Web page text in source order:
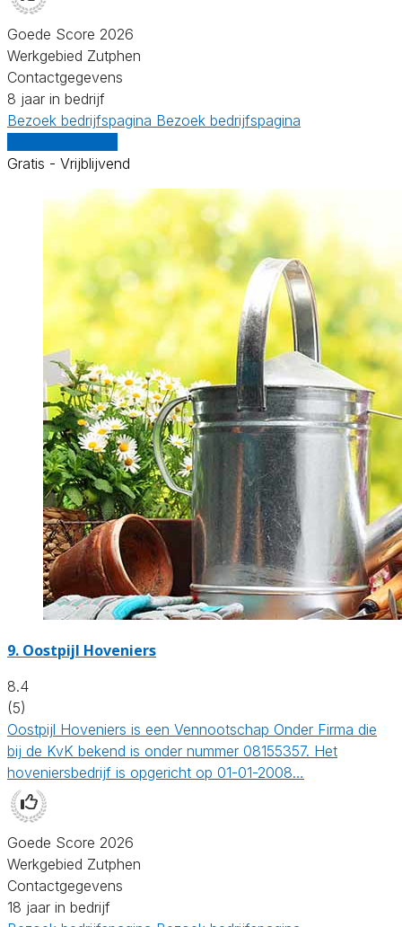
Goede Score 2026
Werkgebied Zutphen
Contactgegevens
8 jaar in bedrijf
Bezoek bedrijfspagina Bezoek bedrijfspagina
Gratis - Vrijblijvend
9. Oostpijl Hoveniers
8.4
(5)
Oostpijl Hoveniers is een Vennootschap Onder Firma die
bij de KvK bekend is onder nummer 08155357. Het
hoveniersbedrijf is opgericht op 01-01-2008…
Goede Score 2026
Werkgebied Zutphen
Contactgegevens
18 jaar in bedrijf